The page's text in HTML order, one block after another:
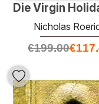
Nicholas
€199.00€